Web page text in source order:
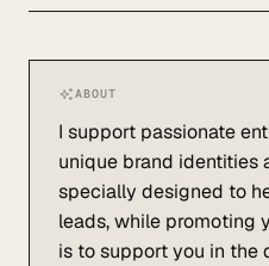
ABOUT
I support passionate
unique brand identities
specially designed to
leads, while promoting
is to support you in the